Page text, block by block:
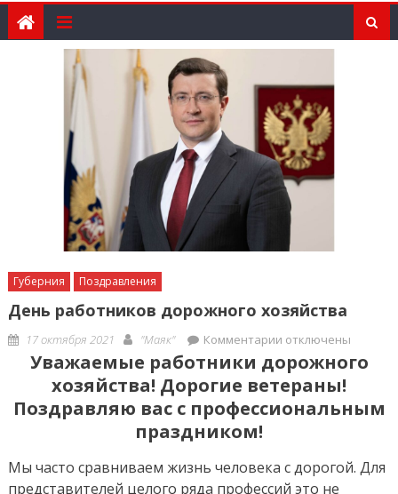
Губерния Поздравления
День работников дорожного хозяйства
Posted
on
17 октября 2021 Author
"Маяк" Комментариик
записи
День
работников
дорожного
отключены
Уважаемые работники дорожного
хозяйства! Дорогие ветераны!
Поздравляю вас с профессиональным
праздником!
Мы часто сравниваем жизнь человека с дорогой. Для
представителей целого ряда профессий это не